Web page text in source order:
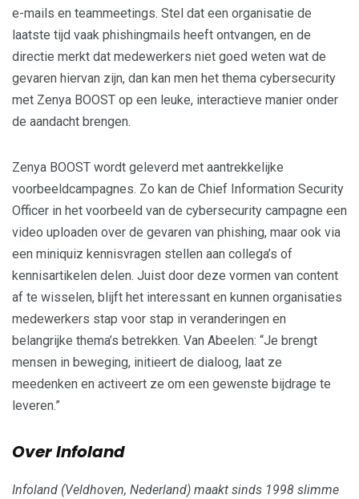
e-mails en teammeetings. Stel dat een organisatie de
laatste tijd vaak phishingmails heeft ontvangen, en de
directie merkt dat medewerkers niet goed weten wat de
gevaren hiervan zijn, dan kan men het thema cybersecurity
met Zenya BOOST op een leuke, interactieve manier onder
de aandacht brengen.
Zenya BOOST wordt geleverd met aantrekkelijke
voorbeeldcampagnes. Zo kan de Chief Information Security
Officer in het voorbeeld van de cybersecurity campagne een
video uploaden over de gevaren van phishing, maar ook via
een miniquiz kennisvragen stellen aan collega’s of
kennisartikelen delen. Juist door deze vormen van content
af te wisselen, blijft het interessant en kunnen organisaties
medewerkers stap voor stap in veranderingen en
belangrijke thema’s betrekken. Van Abeelen: “Je brengt
mensen in beweging, initieert de dialoog, laat ze
meedenken en activeert ze om een gewenste bijdrage te
leveren.”
Over Infoland
Infoland (Veldhoven, Nederland) maakt sinds 1998 slimme